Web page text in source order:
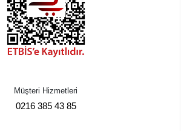
Müşteri Hizmetleri
0216 385 43 85